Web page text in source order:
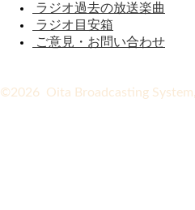
ラジオ過去の放送楽曲
ラジオ目安箱
ご意見・お問い合わせ
©2026 Oita Broadcasting